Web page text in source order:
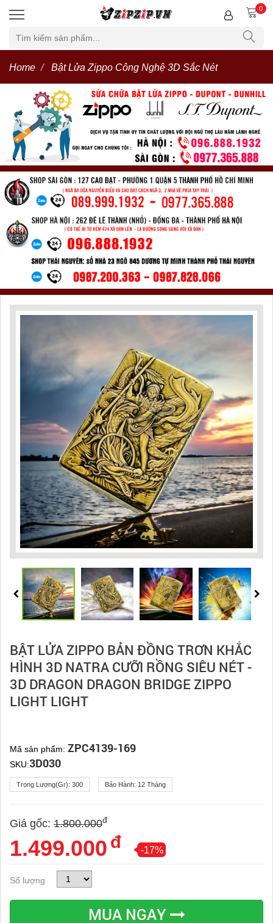
0
Home Bật Lửa Zippo Công Nghệ 3D Sắc Nét
BẬT LỬA ZIPPO BẢN ĐỒNG TRƠN KHẮC
HÌNH 3D NATRA CƯỠI RỒNG SIÊU NÉT -
3D DRAGON DRAGON BRIDGE ZIPPO
LIGHT LIGHT
Mã sản phẩm: ZPC4139-169
SKU:3D030
Trọng Lượng(gr): 300 Bảo Hành: 12 Tháng
Giá gốc: 1.800.000đ
1.499.000 đ -17%
Số lượng
MUA NGAY